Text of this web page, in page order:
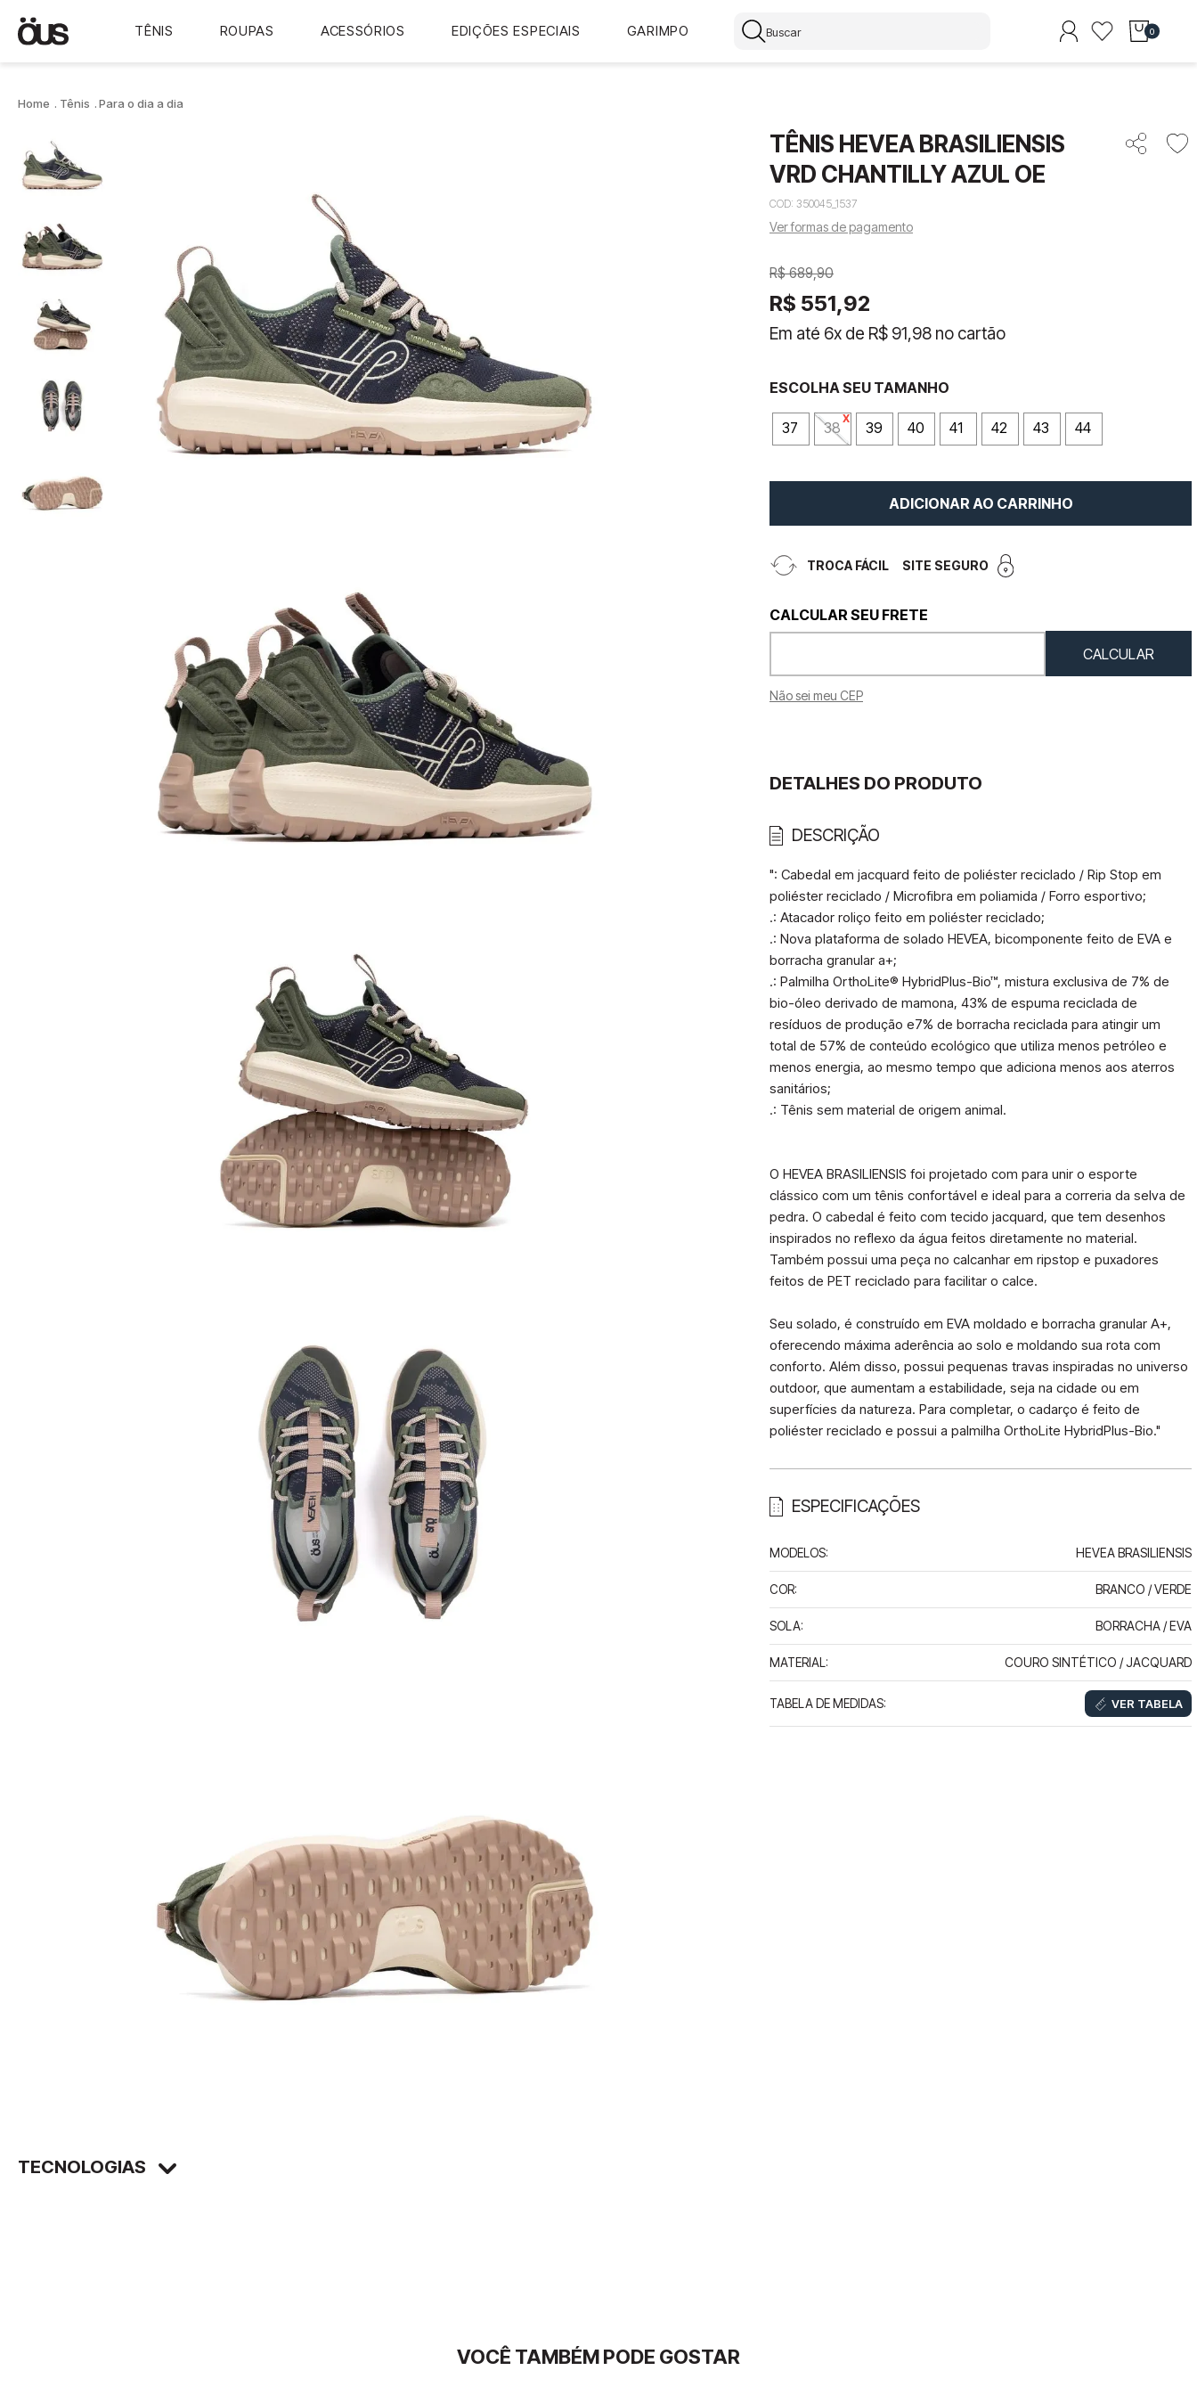
TÊNIS ROUPAS ACESSÓRIOS EDIÇÕES ESPECIAIS GARIMPO
Buscar
0
Tênis Para o dia a dia
TÊNIS HEVEA BRASILIENSIS
VRD CHANTILLY AZUL OE
CÓD: 350045_1537
Ver formas de pagamento
R$ 689,90
R$ 551,92
Em até 6x de R$ 91,98 no cartão
37 38 39 40 41 42 43 44
ADICIONAR AO CARRINHO
TROCA FÁCIL SITE SEGURO
Não sei meu CEP
DETALHES DO PRODUTO
DESCRIÇÃO
": Cabedal em jacquard feito de poliéster reciclado / Rip Stop em
poliéster reciclado / Microfibra em poliamida / Forro esportivo;
.: Atacador roliço feito em poliéster reciclado;
.: Nova plataforma de solado HEVEA, bicomponente feito de EVA e
borracha granular a+;
.: Palmilha OrthoLite® HybridPlus-Bio™, mistura exclusiva de 7% de
bio-óleo derivado de mamona, 43% de espuma reciclada de
resíduos de produção e7% de borracha reciclada para atingir um
total de 57% de conteúdo ecológico que utiliza menos petróleo e
menos energia, ao mesmo tempo que adiciona menos aos aterros
sanitários;
.: Tênis sem material de origem animal.
O HEVEA BRASILIENSIS foi projetado com para unir o esporte
clássico com um tênis confortável e ideal para a correria da selva de
pedra. O cabedal é feito com tecido jacquard, que tem desenhos
inspirados no reflexo da água feitos diretamente no material.
Também possui uma peça no calcanhar em ripstop e puxadores
feitos de PET reciclado para facilitar o calce.
Seu solado, é construído em EVA moldado e borracha granular A+,
oferecendo máxima aderência ao solo e moldando sua rota com
conforto. Além disso, possui pequenas travas inspiradas no universo
outdoor, que aumentam a estabilidade, seja na cidade ou em
superfícies da natureza. Para completar, o cadarço é feito de
poliéster reciclado e possui a palmilha OrthoLite HybridPlus-Bio."
ESPECIFICAÇÕES
MODELOS: HEVEA BRASILIENSIS
COR: BRANCO / VERDE
SOLA: BORRACHA / EVA
MATERIAL: COURO SINTÉTICO / JACQUARD
TABELA DE MEDIDAS: VER TABELA
TECNOLOGIAS
Solado produzido com pequenos grânulos de borracha exatamente na quantidade necessária,
VOCÊ TAMBÉM PODE GOSTAR